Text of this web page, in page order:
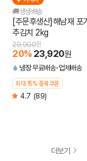
🚚생생배송
[주문후생산]해남재 포
추김치 2kg
20% 23,920원
29,900원
냉장무료배송 업체배송
최대 15% 중복쿠폰
4.7 (89)
더보기